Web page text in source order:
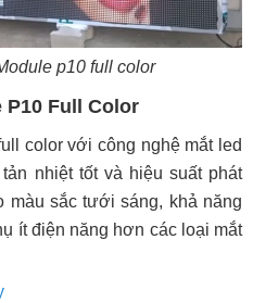
p10 full color
P10 Full Color
color với công nghệ mắt led
nhiệt tốt và hiệu suất phát
màu sắc tưới sáng, khả năng
ít điện năng hơn các loại mắt